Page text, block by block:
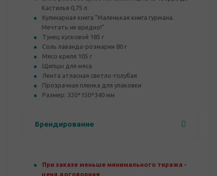
Кастилья 0,75 л
Кулинарная книга "Маленькая книга гурмана.
Мечтать не вредно!"
Тунец кусковой 185 г
Соль лаванда-розмарин 80 г
Мясо криля 105 г
Щипцы для мяса
Лента атласная светло-голубая
Прозрачная пленка для упаковки
Размер: 320*150*340 мм
Брендирование
При заказе меньше минимального тиража -
цена договорная